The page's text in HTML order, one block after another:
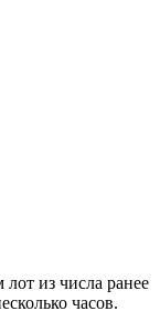
из числа ранее
часов.